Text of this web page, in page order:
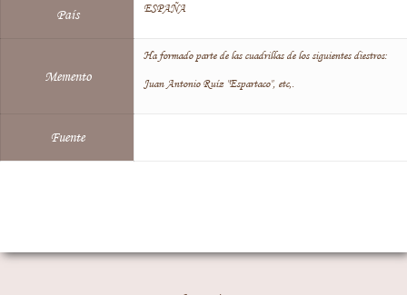
País ESPAÑA
Memento
Ha formado parte de las cuadrillas de los siguientes diestros:
Juan Antonio Ruíz "Espartaco", etc,.
Fuente